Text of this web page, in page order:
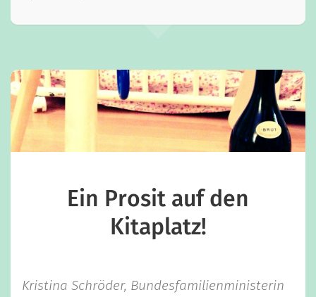
Ein Prosit auf den
Kitaplatz!
Kristina Schröder, Bundesfamilienministerin